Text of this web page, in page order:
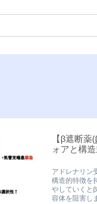
【β遮断
ォアと構
アドレナリン
構造的特徴を
やしていくと
容体を阻害し